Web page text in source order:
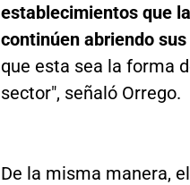
establecimientos que
continúen abriendo
que esta sea la forma
sector", señaló Orrego.
De la misma manera,